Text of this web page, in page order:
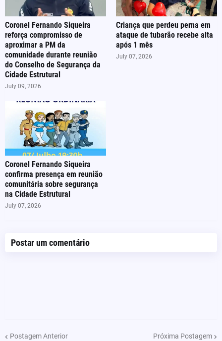
Coronel Fernando Siqueira
reforça compromisso de
aproximar a PM da
comunidade durante reunião
do Conselho de Segurança da
Cidade Estrutural
July 09, 2026
Criança que perdeu perna em
ataque de tubarão recebe alta
após 1 mês
July 07, 2026
Coronel Fernando Siqueira
confirma presença em reunião
comunitária sobre segurança
na Cidade Estrutural
July 07, 2026
Postar um comentário
Postagem Anterior Próxima Postagem